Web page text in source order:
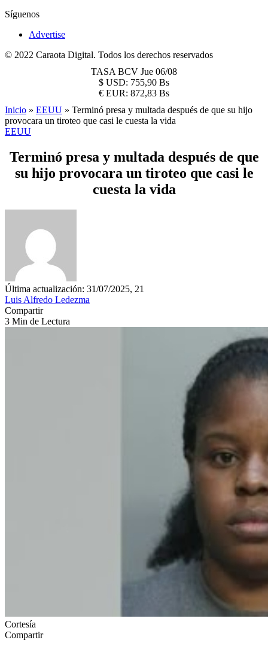
Síguenos
Advertise
© 2022 Caraota Digital. Todos los derechos reservados
TASA BCV Jue 06/08
$ USD: 755,90 Bs
€ EUR: 872,83 Bs
Inicio » EEUU » Terminó presa y multada después de que su hijo
provocara un tiroteo que casi le cuesta la vida
EEUU
Terminó presa y multada después de que
su hijo provocara un tiroteo que casi le
cuesta la vida
Última actualización: 31/07/2025, 21
Luis Alfredo Ledezma
Compartir
3 Min de Lectura
Cortesía
Compartir